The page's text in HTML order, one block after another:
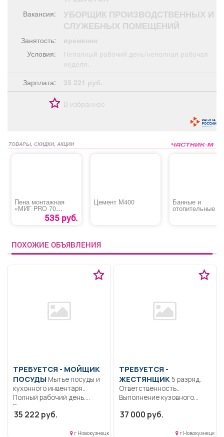
Поздравления
Вакансия:
УБОРЩИК ПРОИЗВОДСТВЕННЫХ И
СЛУЖЕБНЫХ ПОМЕЩЕНИЙ
Занятость:
временно
Условия:
Неполный рабочий день/неполная рабочая
неделя.
Зарплата:
35 221 руб.
В избранное
ТОВАРЫ, СКИДКИ, АКЦИИ
Пена монтажная
«МИГ PRO 70
ПРОФ» всесезонная
535 руб.
Цемент М400 Банные и
отопительные
ПОХОЖИЕ ОБЪЯВЛЕНИЯ
ТРЕБУЕТСЯ - МОЙЩИК
ПОСУДЫ
кухонного инвентаря..
Полный рабочий день.
Временно, на...
35 222 руб.
г Новокузнецк
ТРЕБУЕТСЯ -
ЖЕСТЯНЩИК5 разряд.
Ответственность..
Выполнение кузовного
контроль выполненных
37 000 руб.
г Новокузнецк